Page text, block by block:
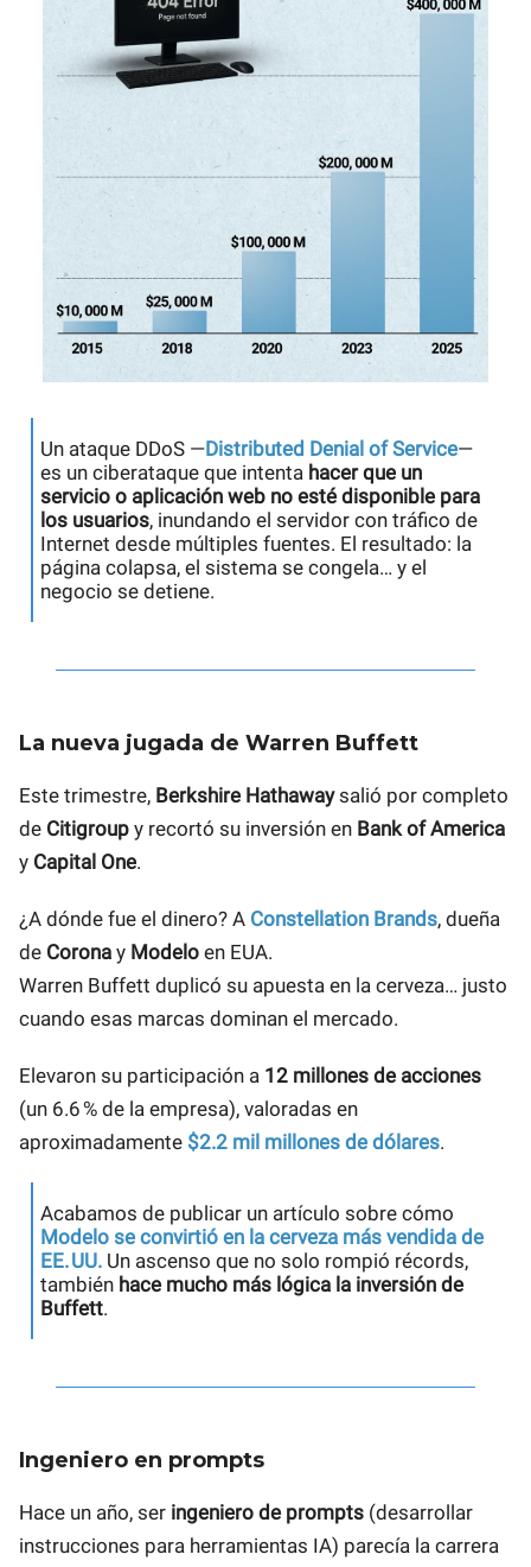
Un ataque DDoS —Distributed Denial of Service—
es un ciberataque que intenta hacer que un
servicio o aplicación web no esté disponible para
los usuarios, inundando el servidor con tráfico de
Internet desde múltiples fuentes. El resultado: la
página colapsa, el sistema se congela… y el
negocio se detiene.
La nueva jugada de Warren Buffett
Este trimestre, Berkshire Hathawaysalió por completo
de Citigroup y recortó su inversión en Bank of America
y Capital One.
¿A dónde fue el dinero? A Constellation Brands, dueña
de Corona y Modelo en EUA.
Warren Buffett duplicó su apuesta en la cerveza… justo
cuando esas marcas dominan el mercado.
Elevaron su participación a 12 millones de acciones
(un 6.6 % de la empresa), valoradas en
aproximadamente $2.2 mil millones de dólares.
Acabamos de publicar un artículo sobre cómo
Modelo se convirtió en la cerveza más vendida de
EE. UU. Un ascenso que no solo rompió récords,
también hace mucho más lógica la inversión de
Buffett.
Ingeniero en prompts
Hace un año, ser ingeniero de prompts (desarrollar
instrucciones para herramientas IA) parecía la carrera